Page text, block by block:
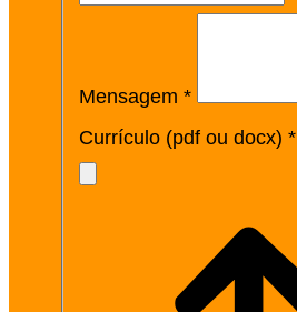
Mensagem *
Currículo (pdf ou docx) *